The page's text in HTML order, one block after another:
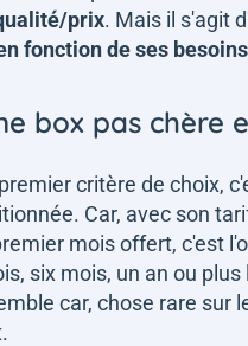
prix. Mais il s'agit
fonction de ses besoins
box pas chère
critère de choix,
Car, avec son
mois offert, c'est
six mois, un an ou
car, chose rare sur